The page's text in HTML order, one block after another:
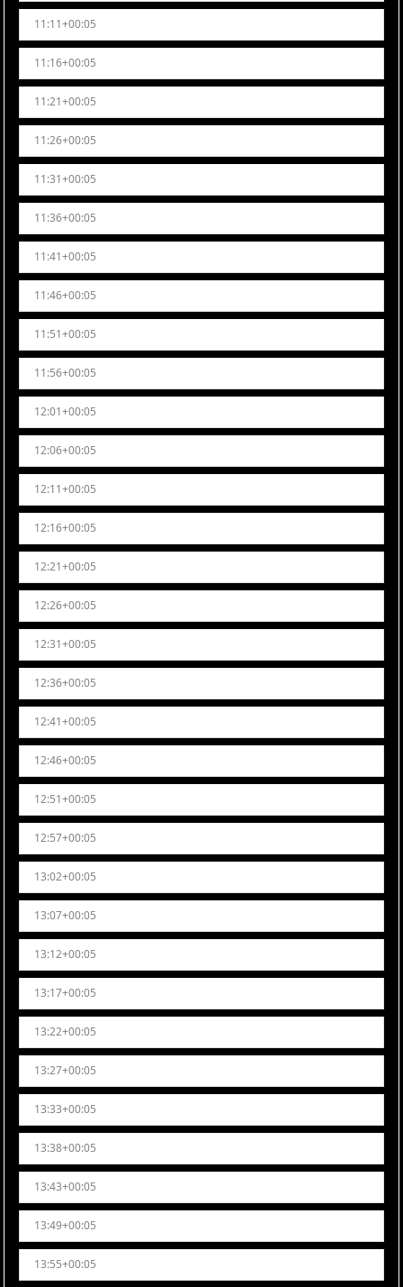
11:11+00:05
11:16+00:05
11:21+00:05
11:26+00:05
11:31+00:05
11:36+00:05
11:41+00:05
11:46+00:05
11:51+00:05
11:56+00:05
12:01+00:05
12:06+00:05
12:11+00:05
12:16+00:05
12:21+00:05
12:26+00:05
12:31+00:05
12:36+00:05
12:41+00:05
12:46+00:05
12:51+00:05
12:57+00:05
13:02+00:05
13:07+00:05
13:12+00:05
13:17+00:05
13:22+00:05
13:27+00:05
13:33+00:05
13:38+00:05
13:43+00:05
13:49+00:05
13:55+00:05